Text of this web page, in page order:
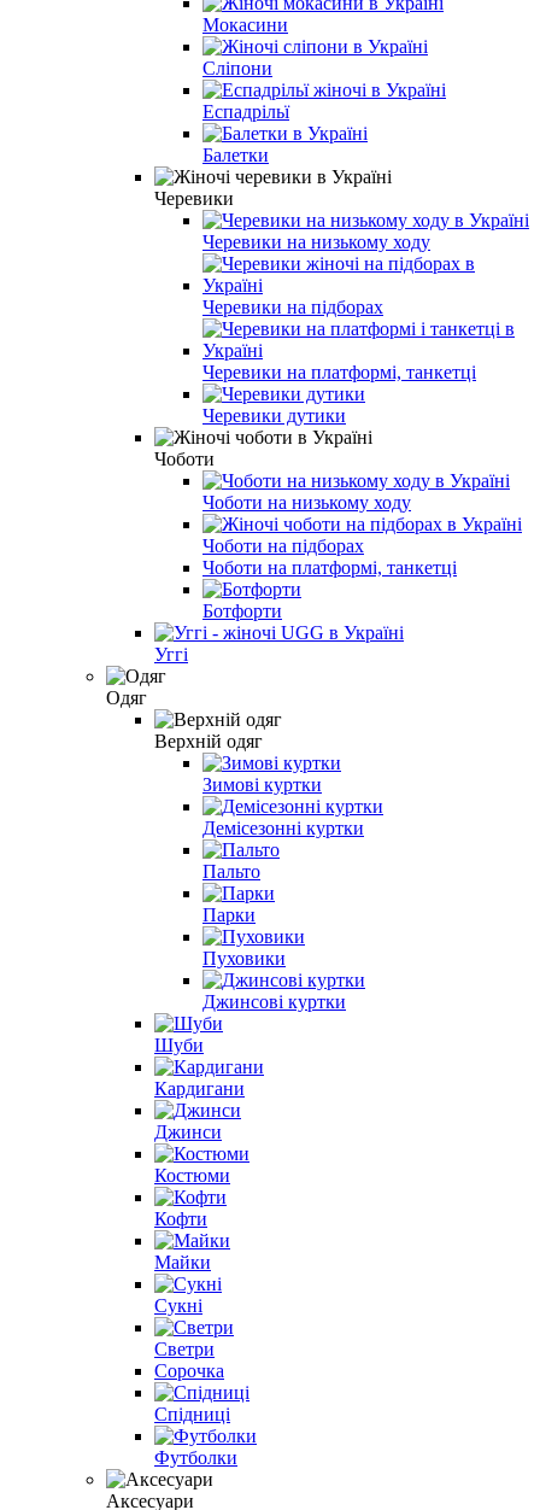
Мокасини
Сліпони
Еспадрільї
Балетки
Черевики
Черевики на низькому ходу
Черевики на підборах
Черевики на платформі, танкетці
Черевики дутики
Чоботи
Чоботи на низькому ходу
Чоботи на підборах
Чоботи на платформі, танкетці
Ботфорти
Уггі
Одяг
Верхній одяг
Зимові куртки
Демісезонні куртки
Пальто
Парки
Пуховики
Джинсові куртки
Шуби
Кардигани
Джинси
Костюми
Кофти
Майки
Сукні
Светри
Сорочка
Спідниці
Футболки
Аксесуари